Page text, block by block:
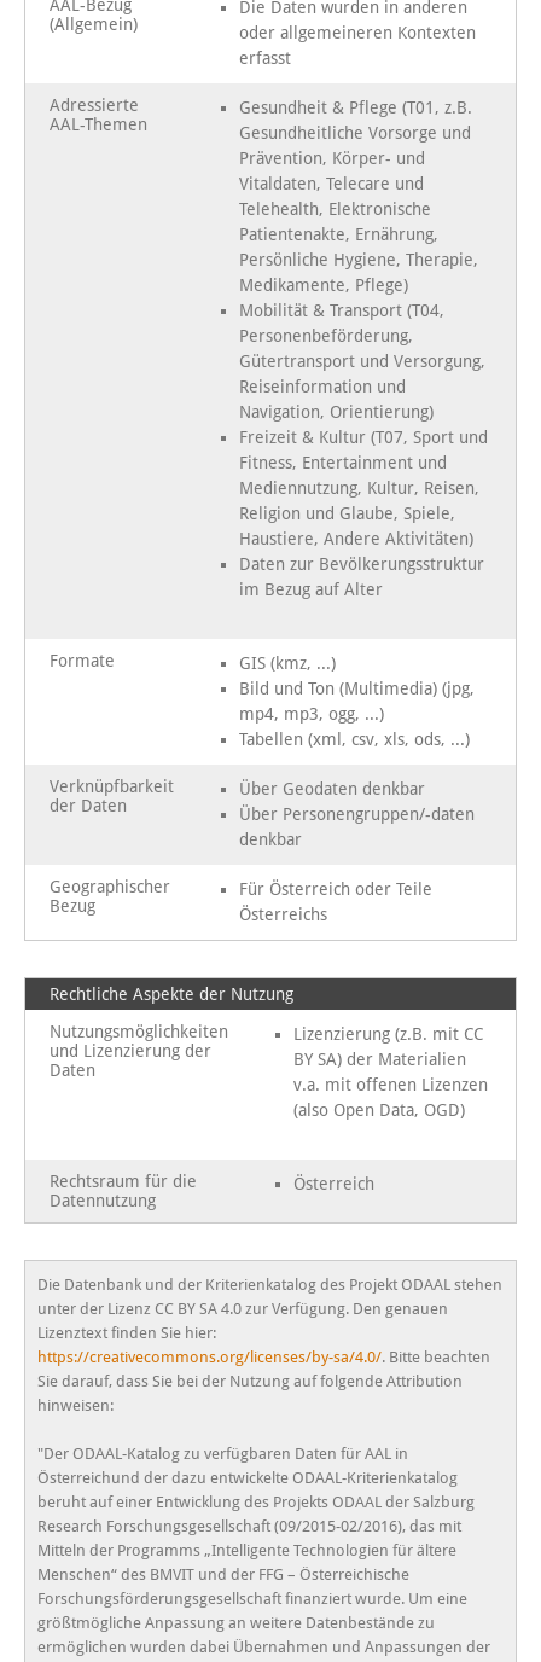
AAL-Bezug
(Allgemein)
Die Daten wurden in anderen
oder allgemeineren Kontexten
erfasst
Adressierte
AAL-Themen
Gesundheit & Pflege (T01, z.B.
Gesundheitliche Vorsorge und
Prävention, Körper- und
Vitaldaten, Telecare und
Telehealth, Elektronische
Patientenakte, Ernährung,
Persönliche Hygiene, Therapie,
Medikamente, Pflege)
Mobilität & Transport (T04,
Personenbeförderung,
Gütertransport und Versorgung,
Reiseinformation und
Navigation, Orientierung)
Freizeit & Kultur (T07, Sport und
Fitness, Entertainment und
Mediennutzung, Kultur, Reisen,
Religion und Glaube, Spiele,
Haustiere, Andere Aktivitäten)
Daten zur Bevölkerungsstruktur
im Bezug auf Alter
Formate
GIS (kmz, ...)
Bild und Ton (Multimedia) (jpg,
mp4, mp3, ogg, ...)
Tabellen (xml, csv, xls, ods, ...)
Verknüpfbarkeit
der Daten
Über Geodaten denkbar
Über Personengruppen/-daten
denkbar
Geographischer
Bezug
Für Österreich oder Teile
Österreichs
Rechtliche Aspekte der Nutzung
Nutzungsmöglichkeiten
und Lizenzierung der
Daten
Lizenzierung (z.B. mit CC
BY SA) der Materialien
v.a. mit offenen Lizenzen
(also Open Data, OGD)
Rechtsraum für die
Datennutzung
Österreich
Die Datenbank und der Kriterienkatalog des Projekt ODAAL stehen
unter der Lizenz CC BY SA 4.0 zur Verfügung. Den genauen
Lizenztext finden Sie hier:
https://creativecommons.org/licenses/by-sa/4.0/. Bitte beachten
Sie darauf, dass Sie bei der Nutzung auf folgende Attribution
hinweisen:
"Der ODAAL-Katalog zu verfügbaren Daten für AAL in
Österreichund der dazu entwickelte ODAAL-Kriterienkatalog
beruht auf einer Entwicklung des Projekts ODAAL der Salzburg
Research Forschungsgesellschaft (09/2015-02/2016), das mit
Mitteln der Programms „Intelligente Technologien für ältere
Menschen“ des BMVIT und der FFG – Österreichische
Forschungsförderungsgesellschaft finanziert wurde. Um eine
größtmögliche Anpassung an weitere Datenbestände zu
ermöglichen wurden dabei Übernahmen und Anpassungen der